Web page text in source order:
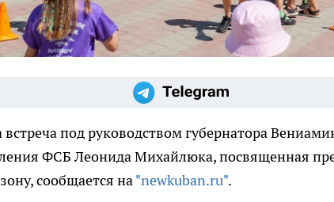
под руководством губернатора
ФСБ Леонида Михайлюка, посвященная
сообщается на"newkuban.ru".